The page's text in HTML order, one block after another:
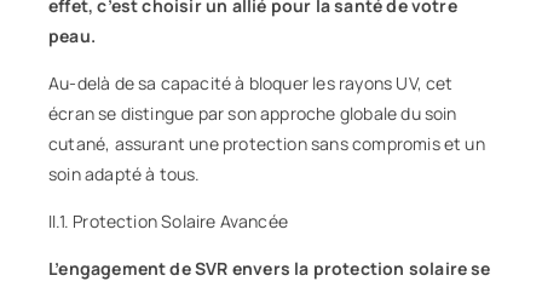
effet, c’est choisir un allié pour la santé de votre
peau.
Au-delà de sa capacité à bloquer les rayons UV, cet
écran se distingue par son approche globale du soin
cutané, assurant une protection sans compromis et un
soin adapté à tous.
II.1. Protection Solaire Avancée
L’engagement de SVR envers la protection solaire se